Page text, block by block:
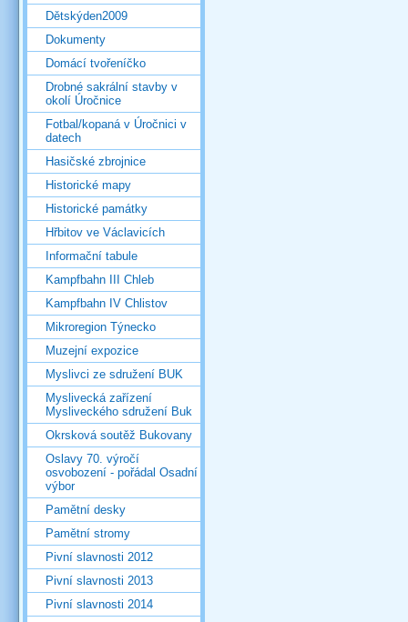
Dětskýden2009
Dokumenty
Domácí tvořeníčko
Drobné sakrální stavby v
okolí Úročnice
Fotbal/kopaná v Úročnici v
datech
Hasičské zbrojnice
Historické mapy
Historické památky
Hřbitov ve Václavicích
Informační tabule
Kampfbahn III Chleb
Kampfbahn IV Chlistov
Mikroregion Týnecko
Muzejní expozice
Myslivci ze sdružení BUK
Myslivecká zařízení
Mysliveckého sdružení Buk
Okrsková soutěž Bukovany
Oslavy 70. výročí
osvobození - pořádal Osadní
výbor
Pamětní desky
Pamětní stromy
Pivní slavnosti 2012
Pivní slavnosti 2013
Pivní slavnosti 2014